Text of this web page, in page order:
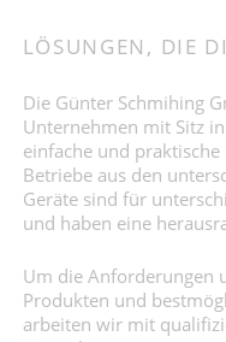
LÖSUNGEN, DIE
Die Günter Schmihing
Unternehmen mit Sitz
einfache und
Betriebe aus den
Geräte sind für
und haben eine
Um die Anforderungen
Produkten und
arbeiten wir mit